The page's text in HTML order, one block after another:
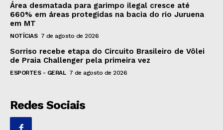
Área desmatada para garimpo ilegal cresce até
660% em áreas protegidas na bacia do rio Juruena
em MT
NOTÍCIAS 7 de agosto de 2026
Sorriso recebe etapa do Circuito Brasileiro de Vôlei
de Praia Challenger pela primeira vez
ESPORTES - GERAL 7 de agosto de 2026
Redes Sociais